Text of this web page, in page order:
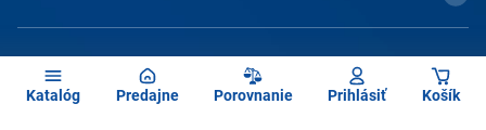
Katalóg Predajne Porovnanie Prihlásiť Košík
O spoločnosti